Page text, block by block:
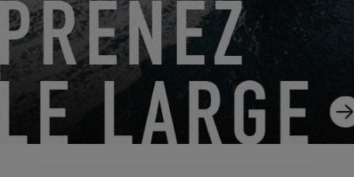
ASSISTEZ AU PONTAGE DE L’EXCESS 13 #1 !